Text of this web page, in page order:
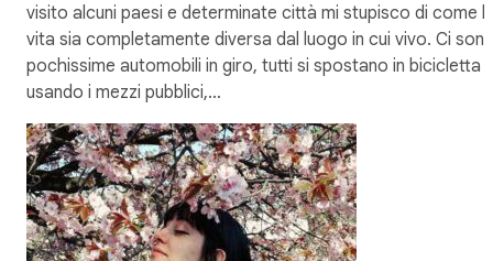
visito alcuni paesi e determinate città mi stupisco di come
vita sia completamente diversa dal luogo in cui vivo. Ci
pochissime automobili in giro, tutti si spostano in bicicletta
usando i mezzi pubblici,…